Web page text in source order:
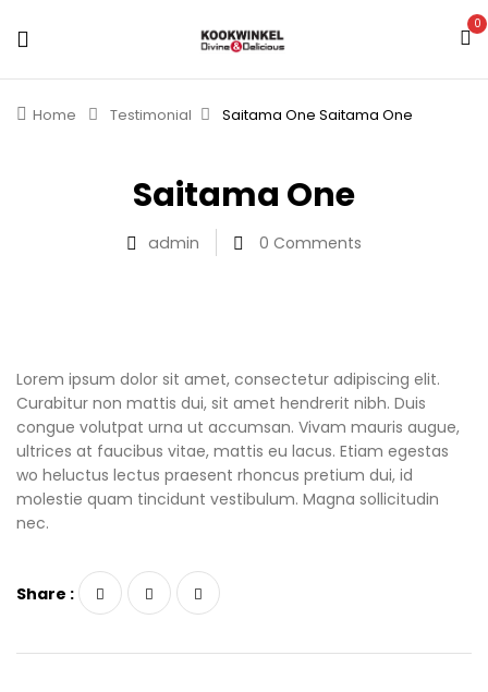
0
Home Testimonial Saitama One Saitama One
Saitama One
admin 0 Comments
Lorem ipsum dolor sit amet, consectetur adipiscing elit.
Curabitur non mattis dui, sit amet hendrerit nibh. Duis
congue volutpat urna ut accumsan. Vivam mauris augue,
ultrices at faucibus vitae, mattis eu lacus. Etiam egestas
wo heluctus lectus praesent rhoncus pretium dui, id
molestie quam tincidunt vestibulum. Magna sollicitudin
nec.
Share :